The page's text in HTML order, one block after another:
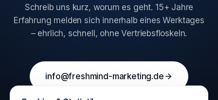
Schreib uns kurz, worum es geht. 15+ Jahre
Erfahrung melden sich innerhalb eines Werktages
– ehrlich, schnell, ohne Vertriebsfloskeln.
info@freshmind-marketing.de